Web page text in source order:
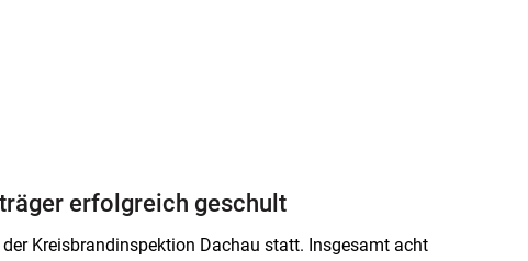
erfolgreich geschult
Kreisbrandinspektion Dachau statt. Insgesamt acht